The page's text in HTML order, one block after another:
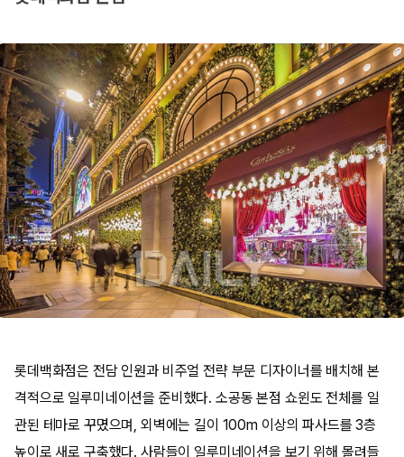
롯데백화점은 전담 인원과 비주얼 전략 부문 디자이너를 배치해 본
격적으로 일루미네이션을 준비했다. 소공동 본점 쇼윈도 전체를 일
관된 테마로 꾸몄으며, 외벽에는 길이 100m 이상의 파사드를 3층
높이로 새로 구축했다. 사람들이 일루미네이션을 보기 위해 몰려들